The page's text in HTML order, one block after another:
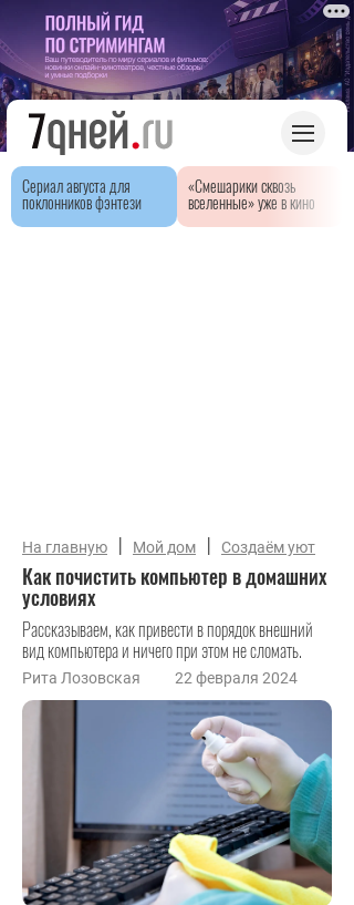
Сериал августа для
поклонников фэнтези
«Смешарики сквозь
вселенные» уже в кино
На главную | Мой дом | Создаём уют
Как почистить компьютер в домашних
условиях
Рассказываем, как привести в порядок внешний
вид компьютера и ничего при этом не сломать.
Рита Лозовская 22 февраля 2024